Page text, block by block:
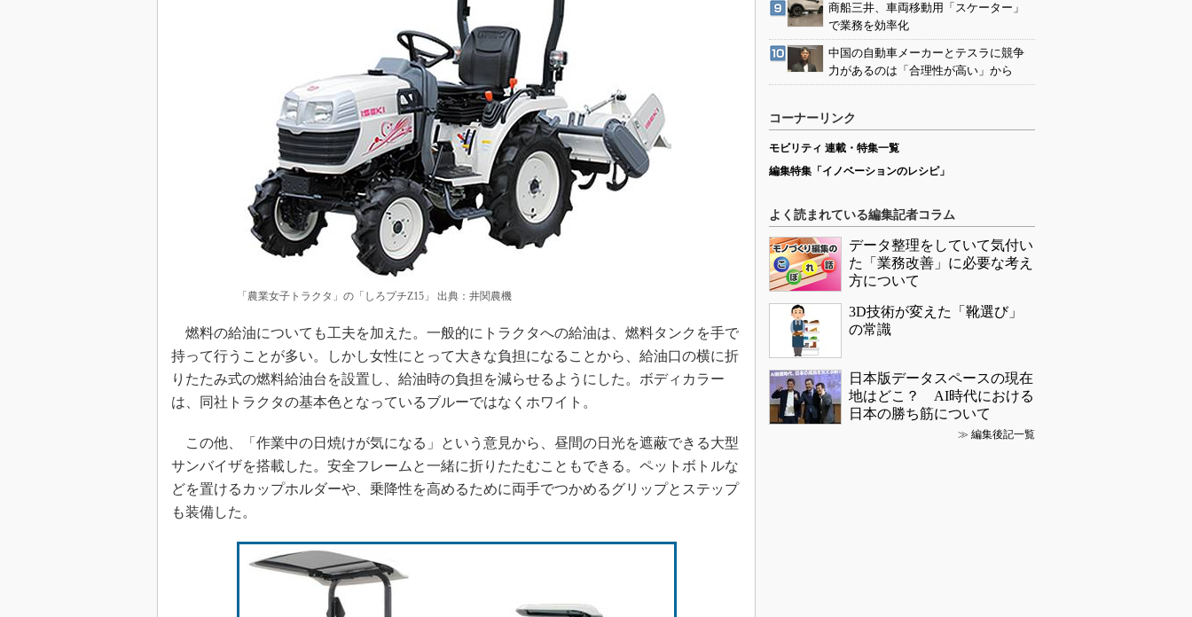
新型コロナへの対応
「農業女子トラクタ」の「しろプチZ15」 出典：井関農機
燃料の給油についても工夫を加えた。一般的にトラクタへの給油は、燃料タンクを手で
持って行うことが多い。しかし女性にとって大きな負担になることから、給油口の横に折
りたたみ式の燃料給油台を設置し、給油時の負担を減らせるようにした。ボディカラー
は、同社トラクタの基本色となっているブルーではなくホワイト。
この他、「作業中の日焼けが気になる」という意見から、昼間の日光を遮蔽できる大型
サンバイザを搭載した。安全フレームと一緒に折りたたむこともできる。ペットボトルな
どを置けるカップホルダーや、乗降性を高めるために両手でつかめるグリップとステップ
も装備した。
商船三井、車両移動用「スケーター」
で業務を効率化
中国の自動車メーカーとテスラに競争
力があるのは「合理性が高い」から
コーナーリンク
モビリティ 連載・特集一覧
編集特集「イノベーションのレシピ」
よく読まれている編集記者コラム
データ整理をしていて気付い
た「業務改善」に必要な考え
方について
3D技術が変えた「靴選び」
の常識
日本版データスペースの現在
地はどこ？ AI時代における
日本の勝ち筋について
≫ 編集後記一覧